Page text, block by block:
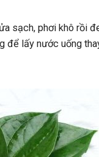
sạch, phơi khô rồi
để lấy nước uống